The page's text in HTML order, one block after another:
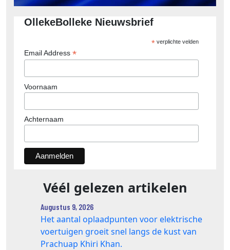
OllekeBolleke Nieuwsbrief
*verplichte velden
Email Address *
Voornaam
Achternaam
Véél gelezen artikelen
Augustus 9, 2026
Het aantal oplaadpunten voor elektrische
voertuigen groeit snel langs de kust van
Prachuap Khiri Khan.